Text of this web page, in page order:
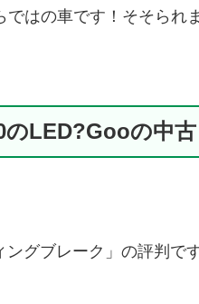
はの車です！そそられ
のLED?Gooの中古
グブレーク」の評判で